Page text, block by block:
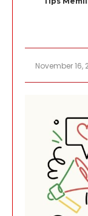
November 16,